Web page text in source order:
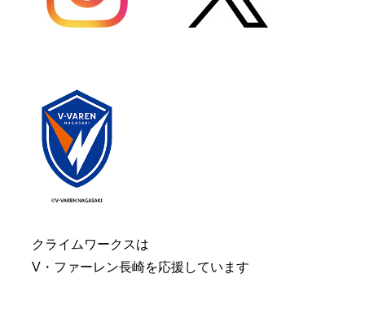
クライムワークスは
V・ファーレン長崎を応援しています